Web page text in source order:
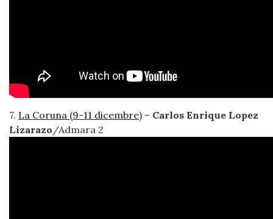
7. La Coruna (9-11 dicembre) – Carlos Enrique Lopez
Lizarazo/Admara 2